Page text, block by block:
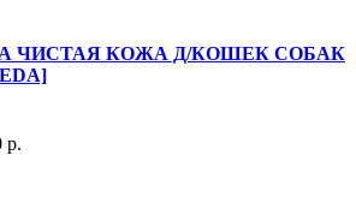
ЧИСТАЯ КОЖА Д/КОШЕК СОБАК
р.